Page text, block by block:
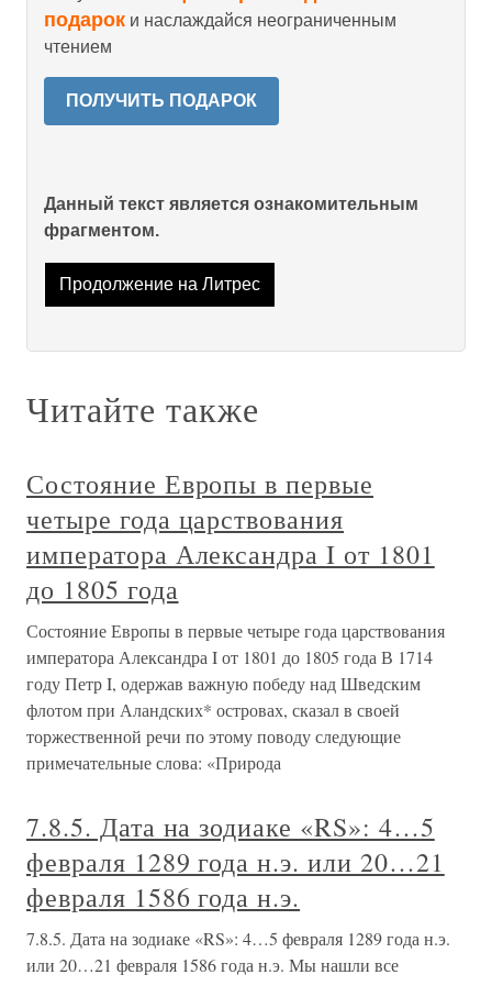
подарок и наслаждайся неограниченным
чтением
ПОЛУЧИТЬ ПОДАРОК
Данный текст является ознакомительным
фрагментом.
Продолжение на Литрес
Читайте также
Состояние Европы в первые
четыре года царствования
императора Александра I от 1801
до 1805 года
Состояние Европы в первые четыре года царствования
императора Александра I от 1801 до 1805 года В 1714
году Петр I, одержав важную победу над Шведским
флотом при Аландских* островах, сказал в своей
торжественной речи по этому поводу следующие
примечательные слова: «Природа
7.8.5. Дата на зодиаке «RS»: 4…5
февраля 1289 года н.э. или 20…21
февраля 1586 года н.э.
7.8.5. Дата на зодиаке «RS»: 4…5 февраля 1289 года н.э.
или 20…21 февраля 1586 года н.э. Мы нашли все